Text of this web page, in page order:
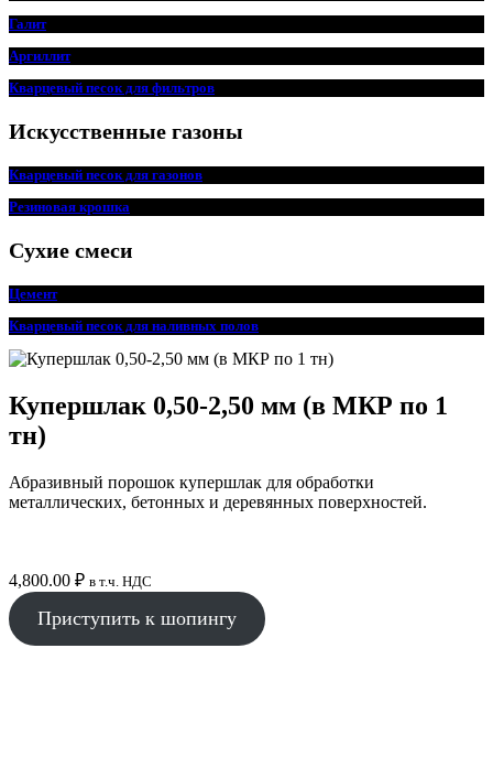
Галит
Аргиллит
Кварцевый песок для фильтров
Искусственные газоны
Кварцевый песок для газонов
Резиновая крошка
Сухие смеси
Цемент
Кварцевый песок для наливных полов
Купершлак 0,50-2,50 мм (в МКР по 1
тн)
Абразивный порошок купершлак для обработки
металлических, бетонных и деревянных поверхностей.
4,800.00 ₽ в т.ч. НДС
Приступить к шопингу